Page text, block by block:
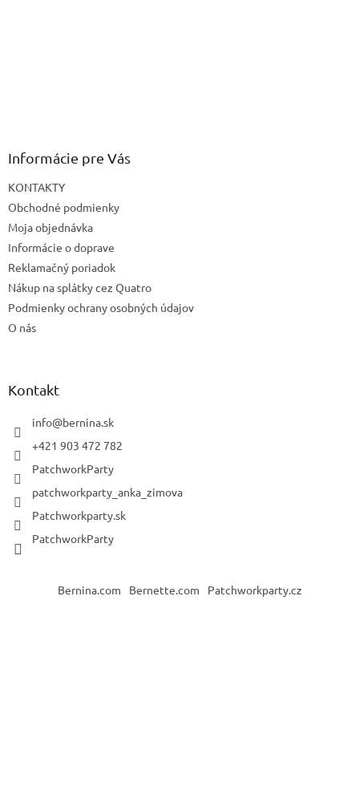
Informácie pre Vás
KONTAKTY
Obchodné podmienky
Moja objednávka
Informácie o doprave
Reklamačný poriadok
Nákup na splátky cez Quatro
Podmienky ochrany osobných údajov
O nás
Kontakt
info@bernina.sk
+421 903 472 782
PatchworkParty
patchworkparty_anka_zimova
Patchworkparty.sk
PatchworkParty
Bernina.com Bernette.com Patchworkparty.cz